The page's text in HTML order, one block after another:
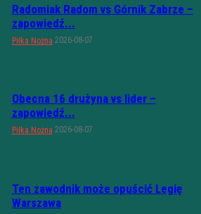
Radomiak Radom vs Górnik Zabrze –
zapowiedź...
Piłka Nożna 2026-08-07
Obecna 16 drużyna vs lider –
zapowiedź...
Piłka Nożna 2026-08-07
Ten zawodnik może opuścić Legię
Warszawa